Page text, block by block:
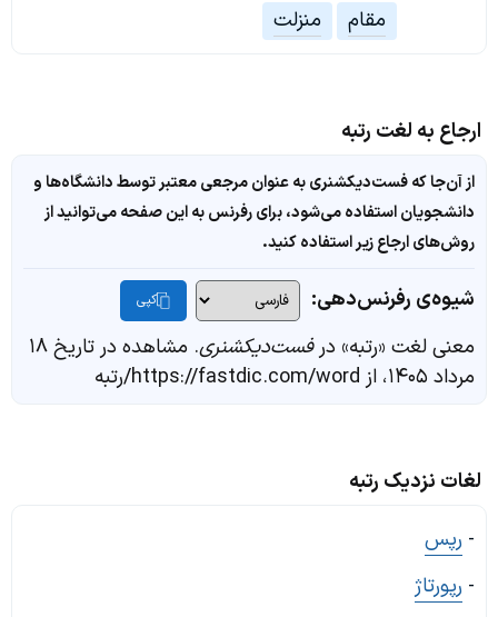
مقام
منزلت
ارجاع به لغت رتبه
از آن‌جا که فست‌دیکشنری به عنوان مرجعی معتبر توسط دانشگاه‌ها و
دانشجویان استفاده می‌شود، برای رفرنس به این صفحه می‌توانید از
روش‌های ارجاع زیر استفاده کنید.
شیوه‌ی رفرنس‌دهی: کپی
معنی لغت «رتبه» درفست‌دیکشنری
. مشاهده در تاریخ ۱۸
مرداد ۱۴۰۵، از https://fastdic.com/word/رتبه
لغات نزدیک رتبه
- رپس
- رپورتاژ